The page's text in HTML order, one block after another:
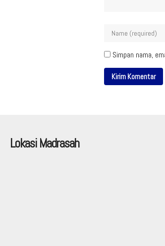
Simpan nama,
Lokasi Madrasah